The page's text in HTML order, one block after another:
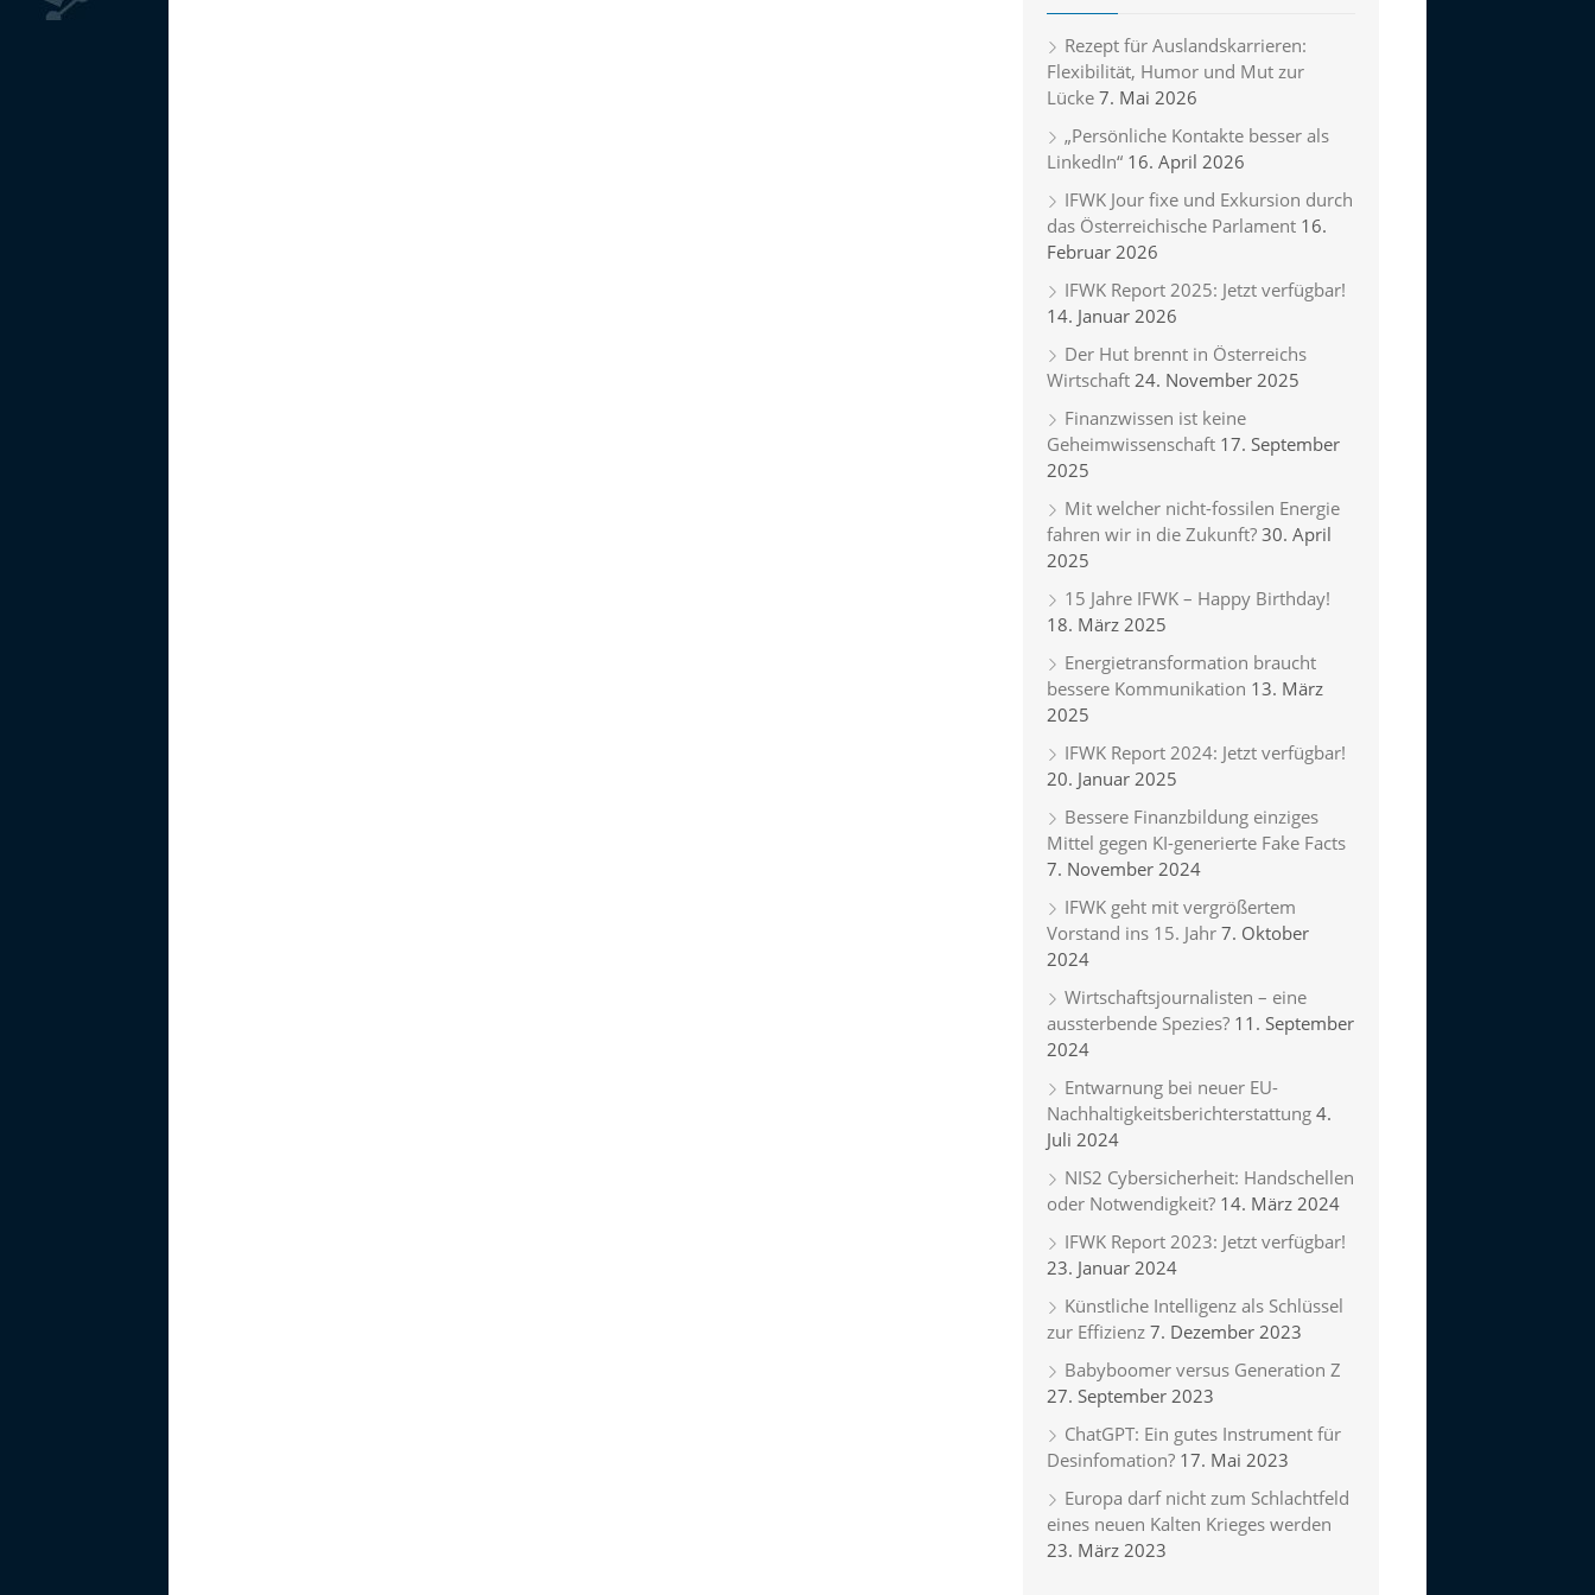
Rezept für Auslandskarrieren:
Flexibilität, Humor und Mut zur
Lücke 7. Mai 2026
„Persönliche Kontakte besser als
LinkedIn“ 16. April 2026
IFWK Jour fixe und Exkursion durch
das Österreichische Parlament 16.
Februar 2026
IFWK Report 2025: Jetzt verfügbar!
14. Januar 2026
Der Hut brennt in Österreichs
Wirtschaft 24. November 2025
Finanzwissen ist keine
Geheimwissenschaft 17. September
2025
Mit welcher nicht-fossilen Energie
fahren wir in die Zukunft? 30. April
2025
15 Jahre IFWK – Happy Birthday!
18. März 2025
Energietransformation braucht
bessere Kommunikation 13. März
2025
IFWK Report 2024: Jetzt verfügbar!
20. Januar 2025
Bessere Finanzbildung einziges
Mittel gegen KI-generierte Fake Facts
7. November 2024
IFWK geht mit vergrößertem
Vorstand ins 15. Jahr 7. Oktober
2024
Wirtschaftsjournalisten – eine
aussterbende Spezies? 11. September
2024
Entwarnung bei neuer EU-
Nachhaltigkeitsberichterstattung 4.
Juli 2024
NIS2 Cybersicherheit: Handschellen
oder Notwendigkeit? 14. März 2024
IFWK Report 2023: Jetzt verfügbar!
23. Januar 2024
Künstliche Intelligenz als Schlüssel
zur Effizienz 7. Dezember 2023
Babyboomer versus Generation Z
27. September 2023
ChatGPT: Ein gutes Instrument für
Desinfomation? 17. Mai 2023
Europa darf nicht zum Schlachtfeld
eines neuen Kalten Krieges werden
23. März 2023